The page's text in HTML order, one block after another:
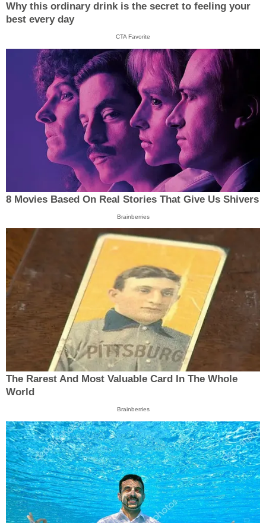
Why this ordinary drink is the secret to feeling your
best every day
CTA Favorite
8 Movies Based On Real Stories That Give Us Shivers
Brainberries
The Rarest And Most Valuable Card In The Whole
World
Brainberries